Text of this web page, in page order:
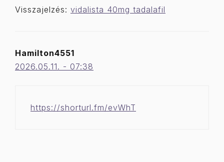
Visszajelzés: vidalista 40mg tadalafil
Hamilton4551
2026.05.11. - 07:38
https://shorturl.fm/evWhT